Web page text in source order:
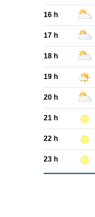
16 h
17 h
18 h
19 h
20 h
21 h
22 h
23 h